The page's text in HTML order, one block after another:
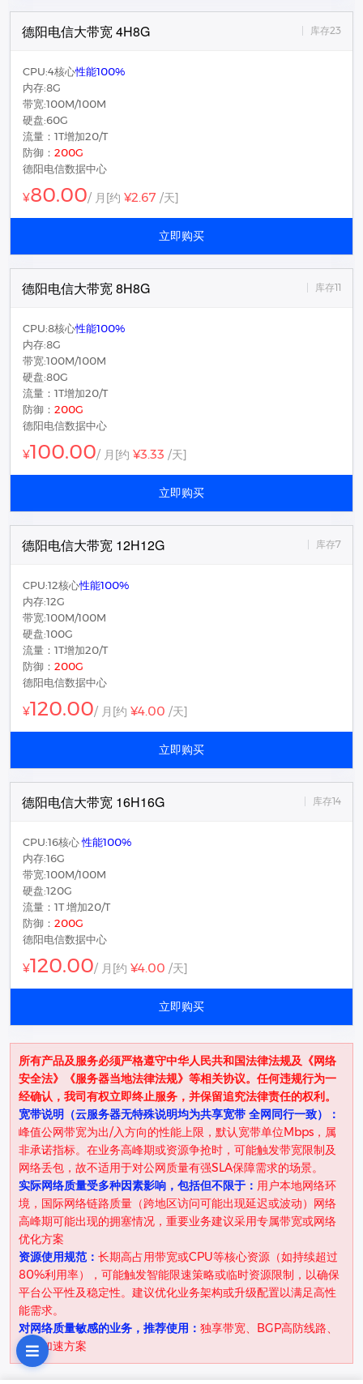
德阳电信大带宽 4H8G 库存23
CPU:4核心性能100%
内存:8G
带宽:100M/100M
硬盘:60G
流量：1T增加20/T
防御： 200G
德阳电信数据中心
¥80.00/ 月 [约 ¥2.67 /天]
立即购买
德阳电信大带宽 8H8G 库存11
CPU:8核心性能100%
内存:8G
带宽:100M/100M
硬盘:80G
流量：1T增加20/T
防御： 200G
德阳电信数据中心
¥100.00/ 月 [约 ¥3.33 /天]
立即购买
德阳电信大带宽 12H12G 库存7
CPU:12核心性能100%
内存:12G
带宽:100M/100M
硬盘:100G
流量：1T增加20/T
防御： 200G
德阳电信数据中心
¥120.00/ 月 [约 ¥4.00 /天]
立即购买
德阳电信大带宽 16H16G 库存14
CPU:16核心性能100%
内存:16G
带宽:100M/100M
硬盘:120G
流量：1T 增加20/T
防御： 200G
德阳电信数据中心
¥120.00/ 月 [约 ¥4.00 /天]
立即购买
所有产品及服务必须严格遵守中华人民共和国法律法规及《网络
安全法》《服务器当地法律法规》等相关协议。任何违规行为一
经确认，我司有权立即终止服务，并保留追究法律责任的权利。
宽带说明（云服务器无特殊说明均为共享宽带 全网同行一致）：
峰值公网带宽为出/入方向的性能上限，默认宽带单位Mbps，属
非承诺指标。在业务高峰期或资源争抢时，可能触发带宽限制及
网络丢包，故不适用于对公网质量有强SLA保障需求的场景。
实际网络质量受多种因素影响，包括但不限于： 用户本地网络环
境，国际网络链路质量（跨地区访问可能出现延迟或波动）网络
高峰期可能出现的拥塞情况，重要业务建议采用专属带宽或网络
优化方案
资源使用规范： 长期高占用带宽或CPU等核心资源（如持续超过
80%利用率），可能触发智能限速策略或临时资源限制，以确保
平台公平性及稳定性。建议优化业务架构或升级配置以满足高性
能需求。
对网络质量敏感的业务，推荐使用： 独享带宽、BGP高防线路、
全球加速方案